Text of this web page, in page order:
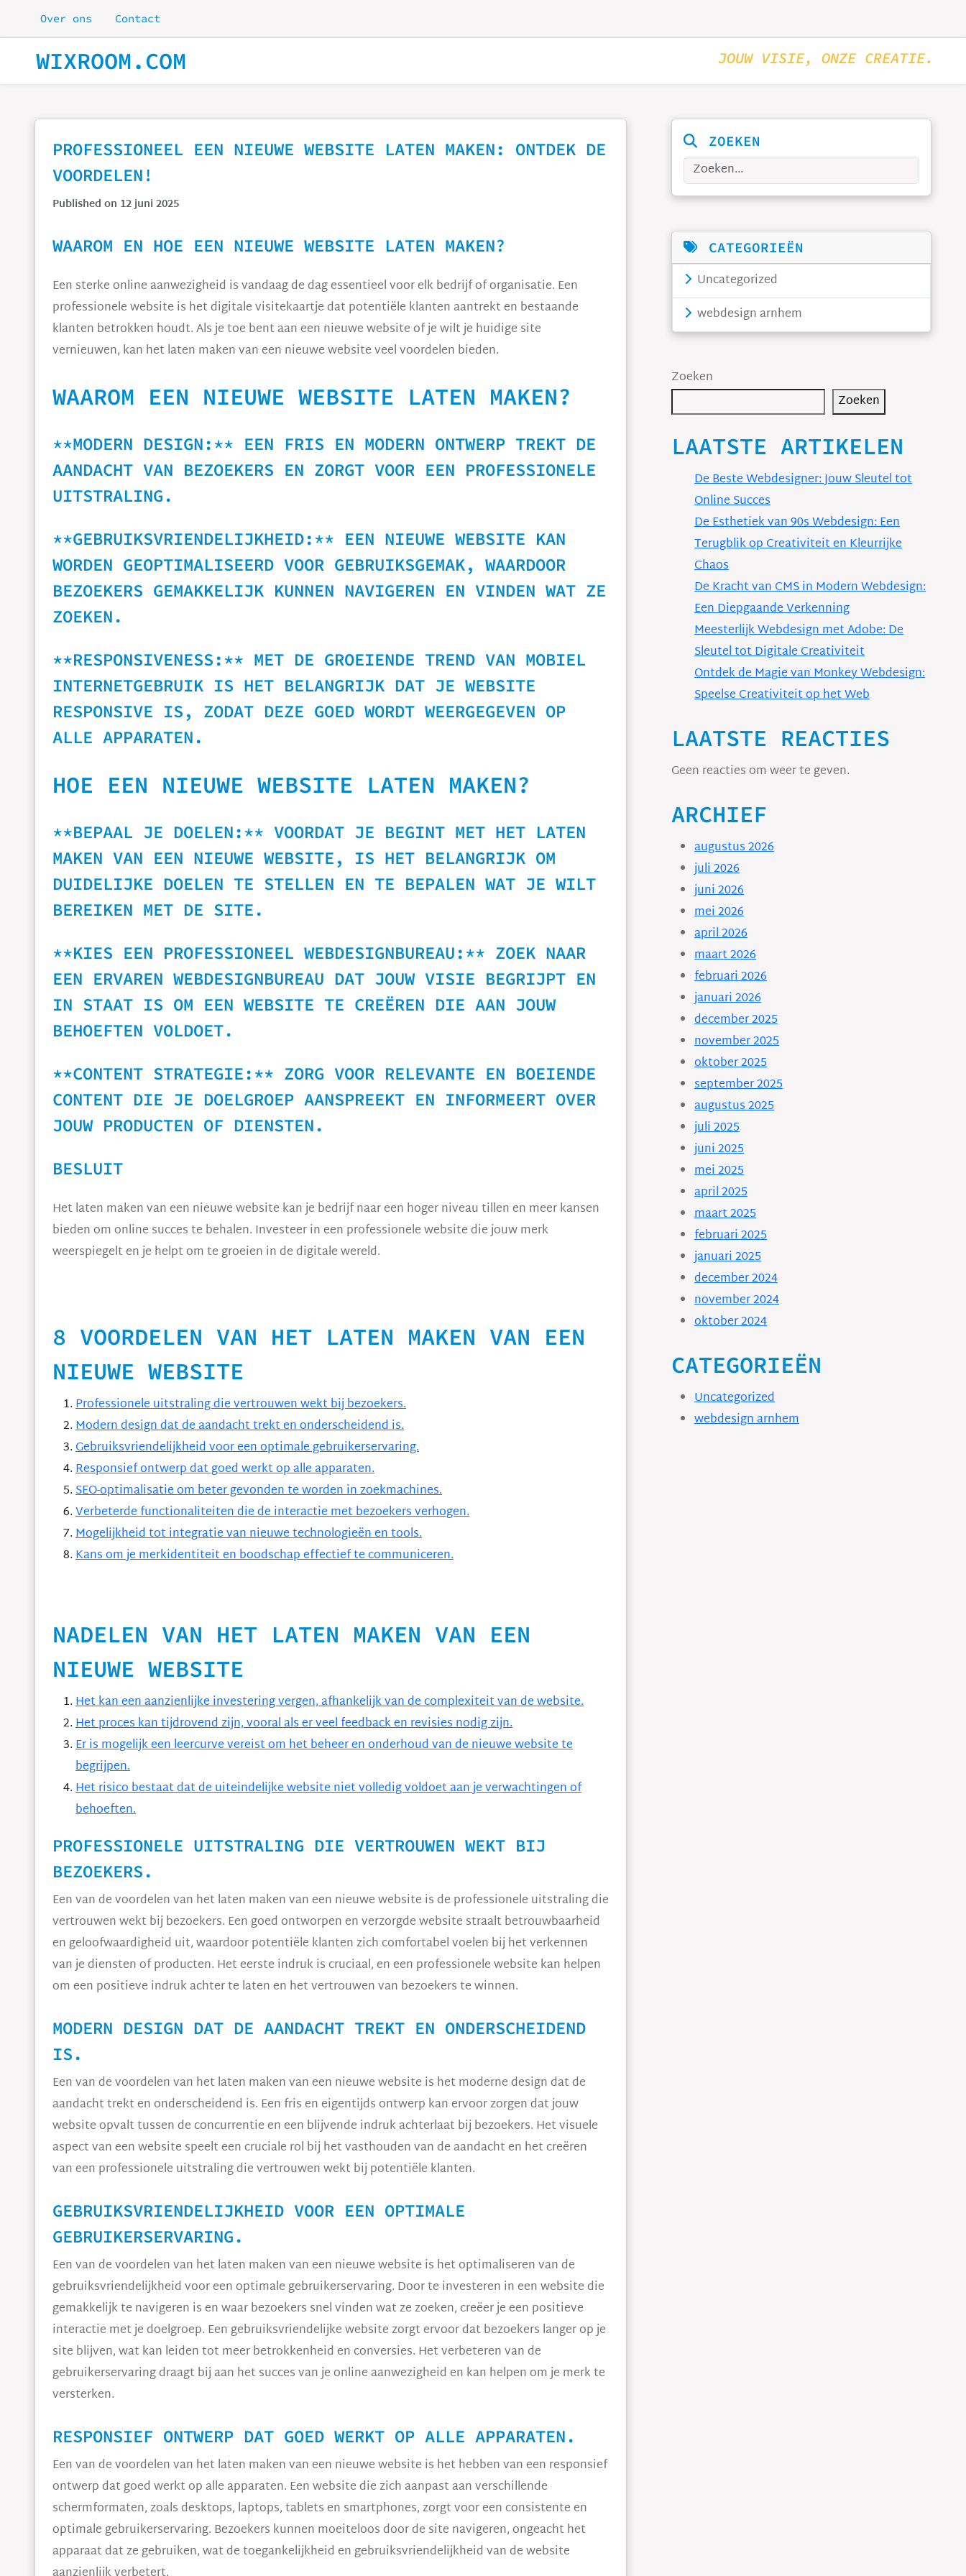
Skip to main content
Over ons Contact
WIXROOM.COM JOUW VISIE, ONZE CREATIE.
PROFESSIONEEL EEN NIEUWE WEBSITE LATEN MAKEN: ONTDEK DE
VOORDELEN!
Published on 12 juni 2025
WAAROM EN HOE EEN NIEUWE WEBSITE LATEN MAKEN?
Een sterke online aanwezigheid is vandaag de dag essentieel voor elk bedrijf of organisatie. Een
professionele website is het digitale visitekaartje dat potentiële klanten aantrekt en bestaande
klanten betrokken houdt. Als je toe bent aan een nieuwe website of je wilt je huidige site
vernieuwen, kan het laten maken van een nieuwe website veel voordelen bieden.
WAAROM EEN NIEUWE WEBSITE LATEN MAKEN?
**MODERN DESIGN:** EEN FRIS EN MODERN ONTWERP TREKT DE
AANDACHT VAN BEZOEKERS EN ZORGT VOOR EEN PROFESSIONELE
UITSTRALING.
**GEBRUIKSVRIENDELIJKHEID:** EEN NIEUWE WEBSITE KAN
WORDEN GEOPTIMALISEERD VOOR GEBRUIKSGEMAK, WAARDOOR
BEZOEKERS GEMAKKELIJK KUNNEN NAVIGEREN EN VINDEN WAT ZE
ZOEKEN.
**RESPONSIVENESS:** MET DE GROEIENDE TREND VAN MOBIEL
INTERNETGEBRUIK IS HET BELANGRIJK DAT JE WEBSITE
RESPONSIVE IS, ZODAT DEZE GOED WORDT WEERGEGEVEN OP
ALLE APPARATEN.
HOE EEN NIEUWE WEBSITE LATEN MAKEN?
**BEPAAL JE DOELEN:** VOORDAT JE BEGINT MET HET LATEN
MAKEN VAN EEN NIEUWE WEBSITE, IS HET BELANGRIJK OM
DUIDELIJKE DOELEN TE STELLEN EN TE BEPALEN WAT JE WILT
BEREIKEN MET DE SITE.
**KIES EEN PROFESSIONEEL WEBDESIGNBUREAU:** ZOEK NAAR
EEN ERVAREN WEBDESIGNBUREAU DAT JOUW VISIE BEGRIJPT EN
IN STAAT IS OM EEN WEBSITE TE CREËREN DIE AAN JOUW
BEHOEFTEN VOLDOET.
**CONTENT STRATEGIE:** ZORG VOOR RELEVANTE EN BOEIENDE
CONTENT DIE JE DOELGROEP AANSPREEKT EN INFORMEERT OVER
JOUW PRODUCTEN OF DIENSTEN.
BESLUIT
Het laten maken van een nieuwe website kan je bedrijf naar een hoger niveau tillen en meer kansen
bieden om online succes te behalen. Investeer in een professionele website die jouw merk
weerspiegelt en je helpt om te groeien in de digitale wereld.
8 VOORDELEN VAN HET LATEN MAKEN VAN EEN
NIEUWE WEBSITE
Professionele uitstraling die vertrouwen wekt bij bezoekers.
Modern design dat de aandacht trekt en onderscheidend is.
Gebruiksvriendelijkheid voor een optimale gebruikerservaring.
Responsief ontwerp dat goed werkt op alle apparaten.
SEO-optimalisatie om beter gevonden te worden in zoekmachines.
Verbeterde functionaliteiten die de interactie met bezoekers verhogen.
Mogelijkheid tot integratie van nieuwe technologieën en tools.
Kans om je merkidentiteit en boodschap effectief te communiceren.
NADELEN VAN HET LATEN MAKEN VAN EEN
NIEUWE WEBSITE
Het kan een aanzienlijke investering vergen, afhankelijk van de complexiteit van de website.
Het proces kan tijdrovend zijn, vooral als er veel feedback en revisies nodig zijn.
Er is mogelijk een leercurve vereist om het beheer en onderhoud van de nieuwe website te
begrijpen.
Het risico bestaat dat de uiteindelijke website niet volledig voldoet aan je verwachtingen of
behoeften.
PROFESSIONELE UITSTRALING DIE VERTROUWEN WEKT BIJ
BEZOEKERS.
Een van de voordelen van het laten maken van een nieuwe website is de professionele uitstraling die
vertrouwen wekt bij bezoekers. Een goed ontworpen en verzorgde website straalt betrouwbaarheid
en geloofwaardigheid uit, waardoor potentiële klanten zich comfortabel voelen bij het verkennen
van je diensten of producten. Het eerste indruk is cruciaal, en een professionele website kan helpen
om een positieve indruk achter te laten en het vertrouwen van bezoekers te winnen.
MODERN DESIGN DAT DE AANDACHT TREKT EN ONDERSCHEIDEND
IS.
Een van de voordelen van het laten maken van een nieuwe website is het moderne design dat de
aandacht trekt en onderscheidend is. Een fris en eigentijds ontwerp kan ervoor zorgen dat jouw
website opvalt tussen de concurrentie en een blijvende indruk achterlaat bij bezoekers. Het visuele
aspect van een website speelt een cruciale rol bij het vasthouden van de aandacht en het creëren
van een professionele uitstraling die vertrouwen wekt bij potentiële klanten.
GEBRUIKSVRIENDELIJKHEID VOOR EEN OPTIMALE
GEBRUIKERSERVARING.
Een van de voordelen van het laten maken van een nieuwe website is het optimaliseren van de
gebruiksvriendelijkheid voor een optimale gebruikerservaring. Door te investeren in een website die
gemakkelijk te navigeren is en waar bezoekers snel vinden wat ze zoeken, creëer je een positieve
interactie met je doelgroep. Een gebruiksvriendelijke website zorgt ervoor dat bezoekers langer op je
site blijven, wat kan leiden tot meer betrokkenheid en conversies. Het verbeteren van de
gebruikerservaring draagt bij aan het succes van je online aanwezigheid en kan helpen om je merk te
versterken.
RESPONSIEF ONTWERP DAT GOED WERKT OP ALLE APPARATEN.
Een van de voordelen van het laten maken van een nieuwe website is het hebben van een responsief
ontwerp dat goed werkt op alle apparaten. Een website die zich aanpast aan verschillende
schermformaten, zoals desktops, laptops, tablets en smartphones, zorgt voor een consistente en
optimale gebruikerservaring. Bezoekers kunnen moeiteloos door de site navigeren, ongeacht het
apparaat dat ze gebruiken, wat de toegankelijkheid en gebruiksvriendelijkheid van de website
ZOEKEN
Zoeken
CATEGORIEËN
Uncategorized
webdesign arnhem
Zoeken
Zoeken
LAATSTE ARTIKELEN
De Beste Webdesigner: Jouw Sleutel tot
Online Succes
De Esthetiek van 90s Webdesign: Een
Terugblik op Creativiteit en Kleurrijke
Chaos
De Kracht van CMS in Modern Webdesign:
Een Diepgaande Verkenning
Meesterlijk Webdesign met Adobe: De
Sleutel tot Digitale Creativiteit
Ontdek de Magie van Monkey Webdesign:
Speelse Creativiteit op het Web
LAATSTE REACTIES
Geen reacties om weer te geven.
ARCHIEF
augustus 2026
juli 2026
juni 2026
mei 2026
april 2026
maart 2026
februari 2026
januari 2026
december 2025
november 2025
oktober 2025
september 2025
augustus 2025
juli 2025
juni 2025
mei 2025
april 2025
maart 2025
februari 2025
januari 2025
december 2024
november 2024
oktober 2024
CATEGORIEËN
Uncategorized
webdesign arnhem